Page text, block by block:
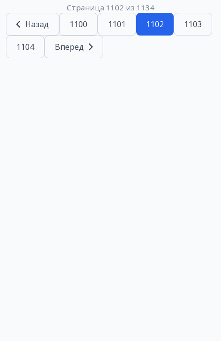
Страница 1102 из 1134
Назад 1100 1101 1102 1103
1104 Вперед